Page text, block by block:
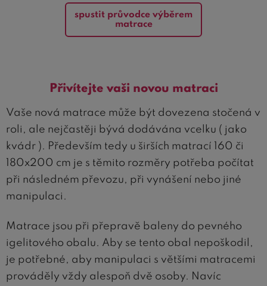
spustit průvodce výběrem
matrace
Přivítejte vaši novou matraci
Vaše nová matrace může být dovezena stočená v
roli, ale nejčastěji bývá dodávána vcelku ( jako
kvádr ). Především tedy u širších matrací 160 či
180x200 cm je s těmito rozměry potřeba počítat
při následném převozu, při vynášení nebo jiné
manipulaci.
Matrace jsou při přepravě baleny do pevného
igelitového obalu. Aby se tento obal nepoškodil,
je potřebné, aby manipulaci s většími matracemi
prováděly vždy alespoň dvě osoby. Navíc